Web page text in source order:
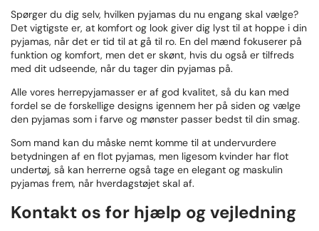
Spørger du dig selv, hvilken pyjamas du nu engang skal vælge?
Det vigtigste er, at komfort og look giver dig lyst til at hoppe i din
pyjamas, når det er tid til at gå til ro. En del mænd fokuserer på
funktion og komfort, men det er skønt, hvis du også er tilfreds
med dit udseende, når du tager din pyjamas på.
Alle vores herrepyjamasser er af god kvalitet, så du kan med
fordel se de forskellige designs igennem her på siden og vælge
den pyjamas som i farve og mønster passer bedst til din smag.
Som mand kan du måske nemt komme til at undervurdere
betydningen af en flot pyjamas, men ligesom kvinder har flot
undertøj, så kan herrerne også tage en elegant og maskulin
pyjamas frem, når hverdagstøjet skal af.
Kontakt os for hjælp og vejledning